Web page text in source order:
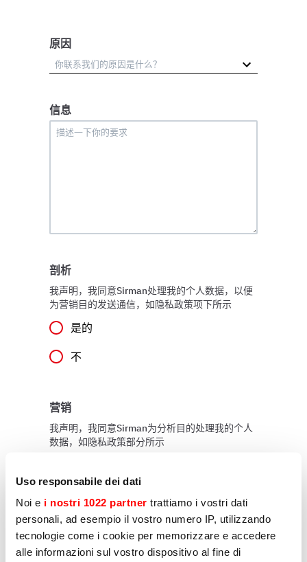
Uso responsabile dei dati
Noi e i nostri 1022 partner trattiamo i vostri dati
personali, ad esempio il vostro numero IP, utilizzando
tecnologie come i cookie per memorizzare e accedere
alle informazioni sul vostro dispositivo al fine di
原因
信息
剖析
我声明，我同意Sirman处理我的个人数据，以便
为营销目的发送通信，如隐私政策项下所示
是的
不
营销
我声明，我同意Sirman为分析目的处理我的个人
数据，如隐私政策部分所示
发送